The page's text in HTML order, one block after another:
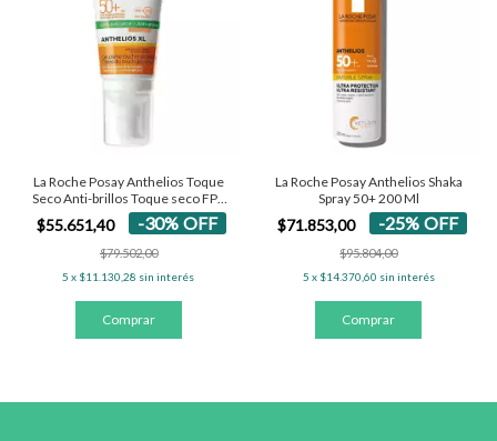
La Roche Posay Anthelios Toque
Seco Anti-brillos Toque seco FPS
50+ - Con Color 50 Ml
$55.651,40 -30%OFF
$79.502,00
5 x $11.130,28 sin interés
La Roche Posay Anthelios Shaka
Spray 50+ 200 Ml
$71.853,00 -25% OFF
$95.804,00
5 x $14.370,60 sin interés